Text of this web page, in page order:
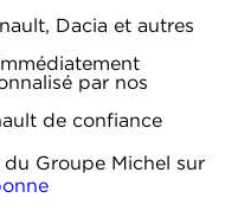
Dacia et autres
par nos
de confiance
Groupe Michel sur